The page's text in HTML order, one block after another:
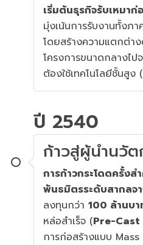
เริ่มต้นธุรกิจรับเหมาก่
มุ่งเน้นการรับงานทั้งภ
โดยสร้างความแตกต่า
โครงการขนาดกลางไ
ต้องใช้เทคโนโลยีชั้นสู
ปี 2540
ก้าวสู่ผู้นำนวัต
การก้าวกระโดดครั้ง
พันธมิตรระดับสากลจ
ลงทุนกว่า 100 ล้านบา
หล่อสำเร็จ (Pre-Cast
การก่อสร้างแบบ